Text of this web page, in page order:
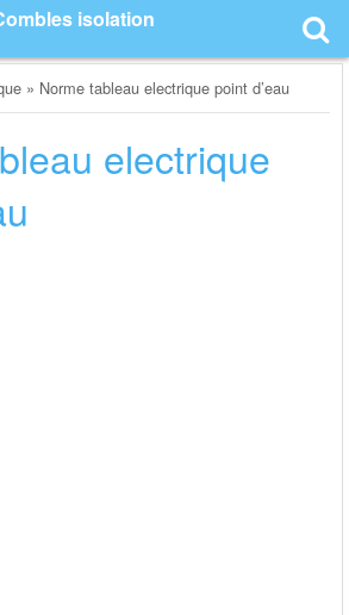
isolation
» Norme tableau electrique point d’eau
electrique